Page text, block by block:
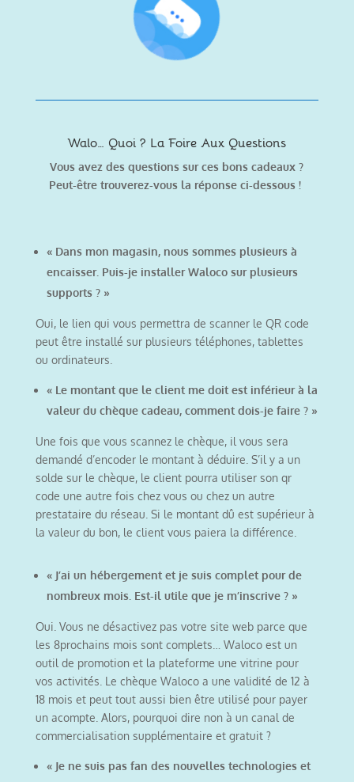
Walo… Quoi ? La Foire Aux Questions
Vous avez des questions sur ces bons cadeaux ?
Peut-être trouverez-vous la réponse ci-dessous !
« Dans mon magasin, nous sommes plusieurs à
encaisser. Puis-je installer Waloco sur plusieurs
supports ? »
Oui, le lien qui vous permettra de scanner le QR code
peut être installé sur plusieurs téléphones, tablettes
ou ordinateurs.
« Le montant que le client me doit est inférieur à la
valeur du chèque cadeau, comment dois-je faire ? »
Une fois que vous scannez le chèque, il vous sera
demandé d’encoder le montant à déduire. S’il y a un
solde sur le chèque, le client pourra utiliser son qr
code une autre fois chez vous ou chez un autre
prestataire du réseau. Si le montant dû est supérieur à
la valeur du bon, le client vous paiera la différence.
« J’ai un hébergement et je suis complet pour de
nombreux mois. Est-il utile que je m’inscrive ? »
Oui. Vous ne désactivez pas votre site web parce que
les 8prochains mois sont complets… Waloco est un
outil de promotion et la plateforme une vitrine pour
vos activités. Le chèque Waloco a une validité de 12 à
18 mois et peut tout aussi bien être utilisé pour payer
un acompte. Alors, pourquoi dire non à un canal de
commercialisation supplémentaire et gratuit ?
« Je ne suis pas fan des nouvelles technologies et